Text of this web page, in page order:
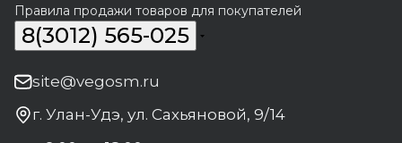
Правила продажи товаров для покупателей
8(3012) 565-025
site@vegosm.ru
г. Улан-Удэ, ул. Сахьяновой, 9/14